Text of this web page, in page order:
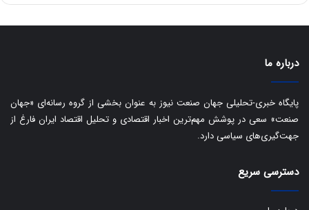
د
درباره ما
پایگاه خبری-تحلیلی جهان صنعت نیوز به عنوان بخشی از گروه رسانه‌ای «جهان
صنعت» سعی در پوشش مهم‌ترین اخبار اقتصادی و تحلیل اقتصاد ایران فارغ از
جهت‌گیری‌های سیاسی دارد.
دسترسی سریع